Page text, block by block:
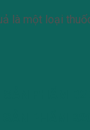
là một loại